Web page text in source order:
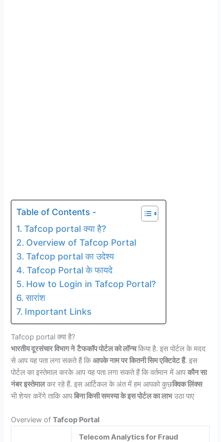
Table of Contents -
Tafcop portal क्या है?
Overview of Tafcop Portal
Tafcop portal का उदेश्य
Tafcop Portal के फायदे
How to Login in Tafcop Portal?
सारांश
Important Links
Tafcop portal क्या है?
भारतीय दूरसंचार विभाग ने टैफकॉप पोर्टल को लॉन्चकिया है. इस पोर्टल के मदद
से आप यह पता लगा सकते हैं किआपके नाम पर कितनी सिम एक्टिवेट हैं. इस
पोर्टल का इस्तेमाल करके आप यह पता लगा सकते हैं कि वर्तमान में आपकौन सा
नंबर इस्तेमालकर रहे हैं. इस आर्टिकल के अंत में हम आपको कुछक्विक लिंक्स
भी शेयर करेंगे ताकि आपबिना किसी समस्या के इस पोर्टल का लाभउठा पाए
Overview ofTafcop Portal
Telecom Analytics for Fraud